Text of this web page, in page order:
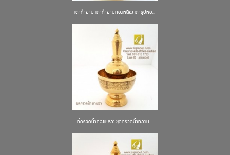
เตากำยาน เตากำยานทองเหลือง เตาธูปหอ...
ที่กรวดน้ำทองเหลือง ชุดกรวดน้ำทองเห...